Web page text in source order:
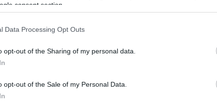
consent section.
Data Processing Opt Outs
opt-out of the Sharing of my personal data.
opt-out of the Sale of my Personal Data.
Μέσης Ανατολής